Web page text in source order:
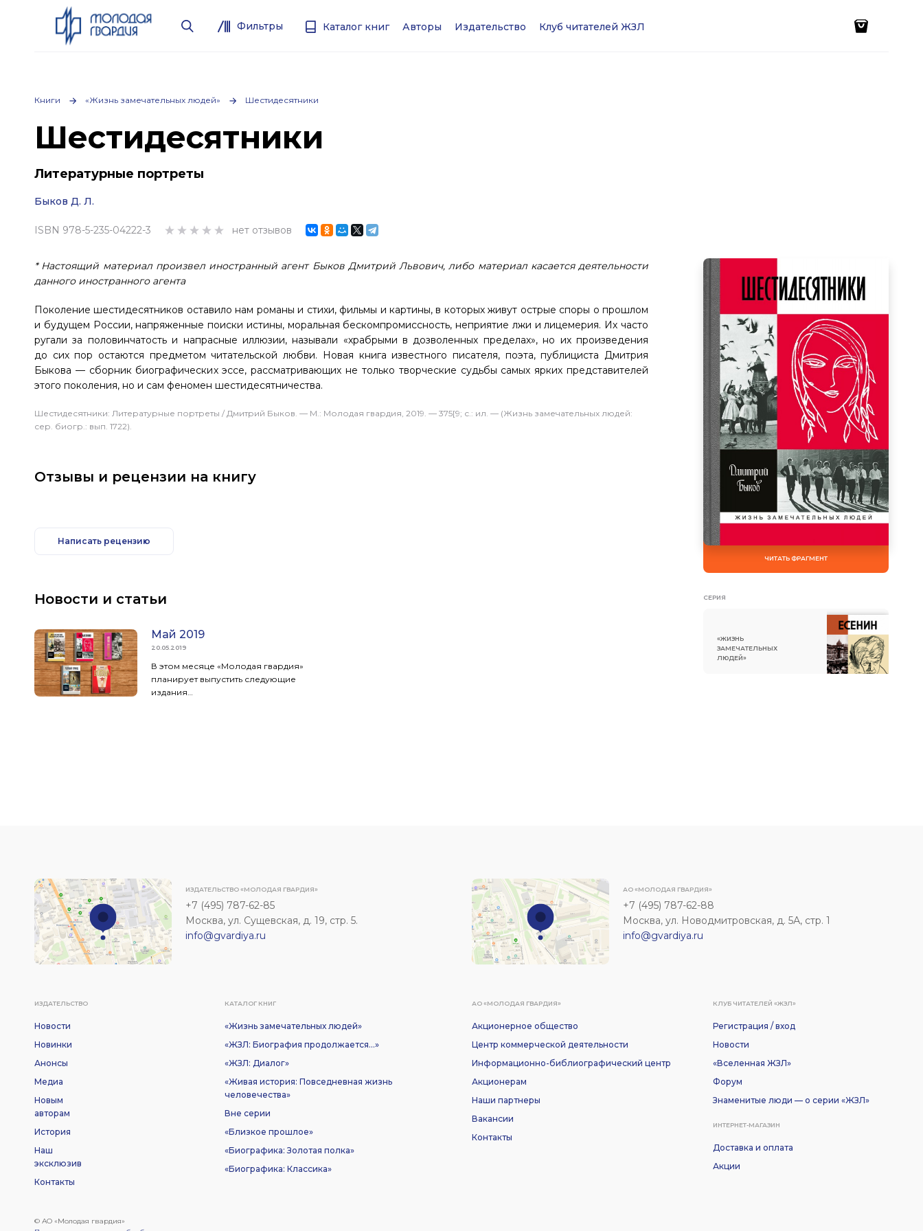
Фильтры Каталог книг Авторы Издательство Клуб читателей ЖЗЛ
Книги «Жизнь замечательных людей» Шестидесятники
Шестидесятники
Литературные портреты
Быков Д. Л.
ISBN 978-5-235-04222-3 нет отзывов
* Настоящий материал произвел иностранный агент Быков Дмитрий Львович, либо материал касается деятельности
данного иностранного агента
Поколение шестидесятников оставило нам романы и стихи, фильмы и картины, в которых живут острые споры о прошлом
и будущем России, напряженные поиски истины, моральная бескомпромиссность, неприятие лжи и лицемерия. Их часто
ругали за половинчатость и напрасные иллюзии, называли «храбрыми в дозволенных пределах», но их произведения
до сих пор остаются предметом читательской любви. Новая книга известного писателя, поэта, публициста Дмитрия
Быкова — сборник биографических эссе, рассматривающих не только творческие судьбы самых ярких представителей
этого поколения, но и сам феномен шестидесятничества.
Шестидесятники: Литературные портреты / Дмитрий Быков. — М.: Молодая гвардия, 2019. — 375[9; с.: ил. — (Жизнь замечательных людей:
сер. биогр.: вып. 1722).
Отзывы и рецензии на книгу
Написать рецензию
Новости и статьи
Май 2019
20.05.2019
В этом месяце «Молодая гвардия»
планирует выпустить следующие
издания…
ЧИТАТЬ ФРАГМЕНТ
СЕРИЯ
«ЖИЗНЬ
ЗАМЕЧАТЕЛЬНЫХ
ЛЮДЕЙ»
ИЗДАТЕЛЬСТВО «МОЛОДАЯ ГВАРДИЯ»
+7 (495) 787-62-85
Москва, ул. Сущевская, д. 19, стр. 5.
info@gvardiya.ru
АО «МОЛОДАЯ ГВАРДИЯ»
+7 (495) 787-62-88
Москва, ул. Новодмитровская, д. 5А, стр. 1
info@gvardiya.ru
ИЗДАТЕЛЬСТВО
Новости
Новинки
Анонсы
Медиа
Новым
авторам
История
Наш
эксклюзив
Контакты
КАТАЛОГ КНИГ
«Жизнь замечательных людей»
«ЖЗЛ: Биография продолжается...»
«ЖЗЛ: Диалог»
«Живая история: Повседневная жизнь
человечества»
Вне серии
«Близкое прошлое»
«Биографика: Золотая полка»
«Биографика: Классика»
АО «МОЛОДАЯ ГВАРДИЯ»
Акционерное общество
Центр коммерческой деятельности
Информационно-библиографический центр
Акционерам
Наши партнеры
Вакансии
Контакты
КЛУБ ЧИТАТЕЛЕЙ «ЖЗЛ»
Регистрация / вход
Новости
«Вселенная ЖЗЛ»
Форум
Знаменитые люди — о серии «ЖЗЛ»
ИНТЕРНЕТ-МАГАЗИН
Доставка и оплата
Акции
© АО «Молодая гвардия»